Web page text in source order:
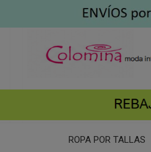
ROPA POR TALLAS